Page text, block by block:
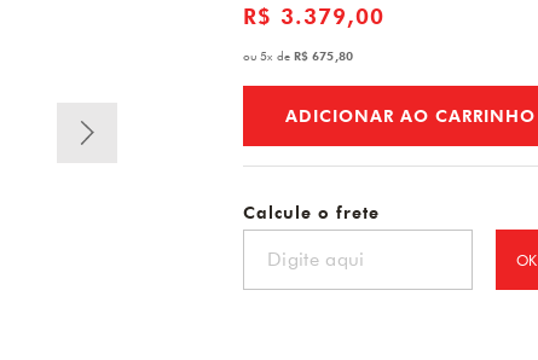
R$ 3.379,00
ou5x de R$ 675,80
ADICIONAR AO CARRINHO
Calcule o frete
OK